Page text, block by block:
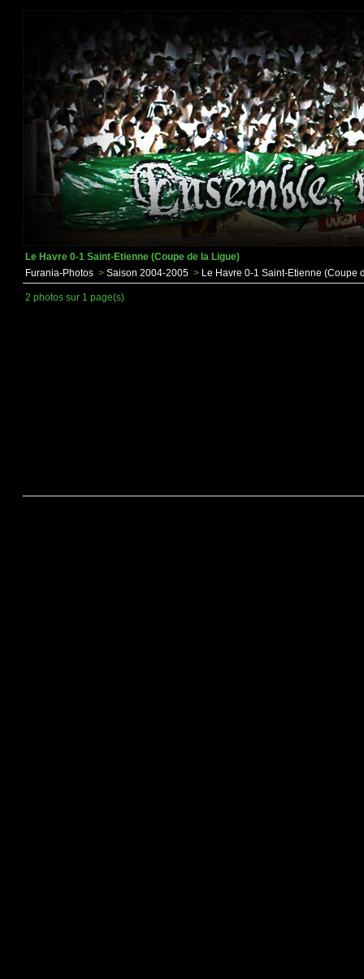
Le Havre 0-1 Saint-Etienne (Coupe de la Ligue)
Furania-Photos > Saison 2004-2005 > Le Havre 0-1 Saint-Etienne (Coupe
2 photos sur 1 page(s)